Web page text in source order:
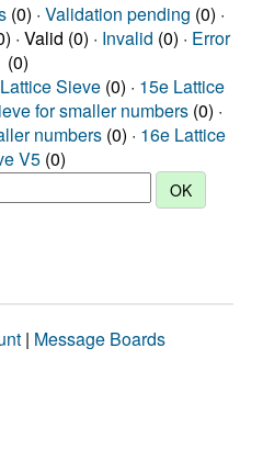
(0) · Validation pending (0) ·
· Valid (0) · Invalid (0) · Error
(0)
Sieve (0) · 15e Lattice
for smaller numbers (0) ·
numbers (0) · 16e Lattice
V5 (0)
| Message Boards